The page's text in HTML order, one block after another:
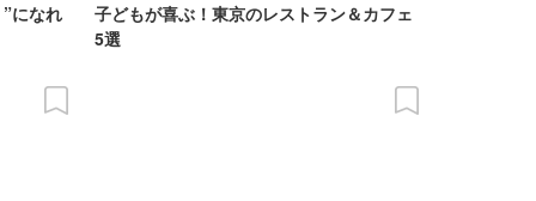
になれ
子どもが喜ぶ！東京のレストラン＆カフェ
5選